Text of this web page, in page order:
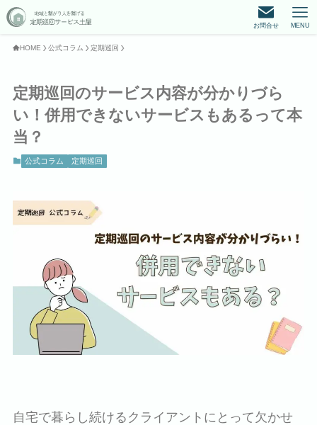
お問合せ MENU
HOME 公式コラム 定期巡回
定期巡回のサービス内容が分かりづら
い！併用できないサービスもあるって本
当？
公式コラム 定期巡回
自宅で暮らし続けるクライアントにとって欠かせ